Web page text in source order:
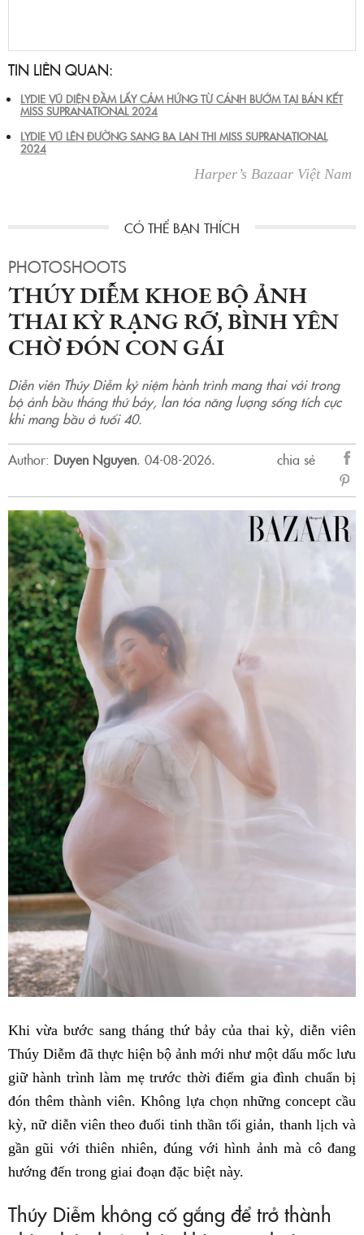
TIN LIÊN QUAN:
LYDIE VŨ DIỆN ĐẦM LẤY CẢM HỨNG TỪ CÁNH BƯỚM TẠI BÁN KẾT
MISS SUPRANATIONAL 2024
LYDIE VŨ LÊN ĐƯỜNG SANG BA LAN THI MISS SUPRANATIONAL
2024
Harper’s Bazaar Việt Nam
PHOTOSHOOTS
THÚY DIỄM KHOE BỘ ẢNH
THAI KỲ RẠNG RỠ, BÌNH YÊN
CHỜ ĐÓN CON GÁI
Diễn viên Thúy Diễm kỷ niệm hành trình mang thai với trong
bộ ảnh bầu tháng thứ bảy, lan tỏa năng lượng sống tích cực
khi mang bầu ở tuổi 40.
Author: Duyen Nguyen. 04-08-2026.
chia sẻ
sẻ
Khi vừa bước sang tháng thứ bảy của thai kỳ, diễn viên
Thúy Diễm đã thực hiện bộ ảnh mới như một dấu mốc lưu
giữ hành trình làm mẹ trước thời điểm gia đình chuẩn bị
đón thêm thành viên. Không lựa chọn những concept cầu
kỳ, nữ diễn viên theo đuổi tinh thần tối giản, thanh lịch và
gần gũi với thiên nhiên, đúng với hình ảnh mà cô đang
hướng đến trong giai đoạn đặc biệt này.
Thúy Diễm không cố gắng để trở thành